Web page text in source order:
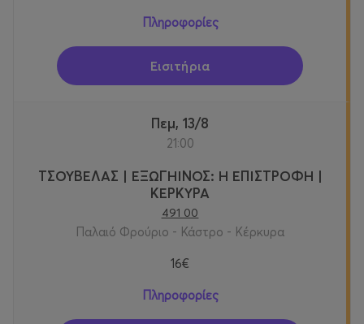
Πληροφορίες
Εισιτήρια
Πεμ, 13/8
21:00
ΤΣΟΥΒΕΛΑΣ | ΕΞΩΓΗΙΝΟΣ: Η ΕΠΙΣΤΡΟΦΗ |
ΚΕΡΚΥΡΑ
491 00
Παλαιό Φρούριο - Κάστρο - Κέρκυρα
16€
Πληροφορίες